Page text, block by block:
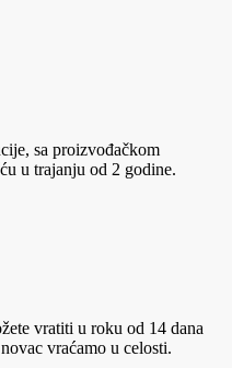
sa proizvođačkom
u trajanju od 2 godine.
vratiti u roku od 14 dana
vraćamo u celosti.